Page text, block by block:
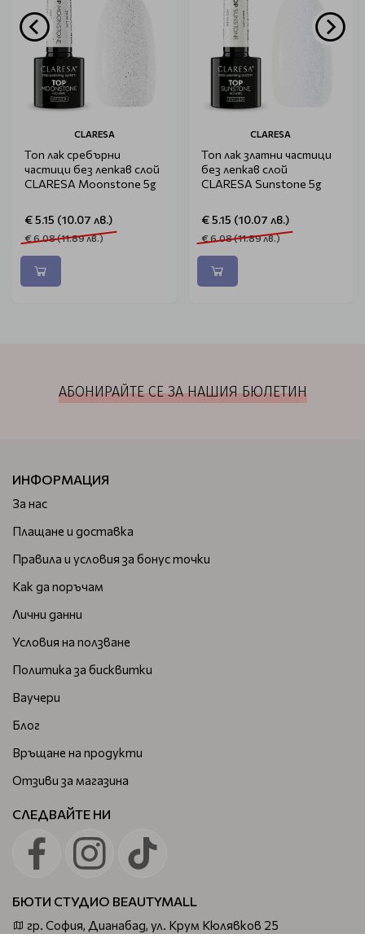
CLARESA
Топ лак сребърни
частици без лепкав слой
CLARESA Moonstone 5g
€ 5.15 (10.07 лв.)
€ 6.08 (11.89 лв.)
CLARESA
Топ лак златни частици
без лепкав слой
CLARESA Sunstone 5g
€ 5.15 (10.07 лв.)
€ 6.08 (11.89 лв.)
АБОНИРАЙТЕ СЕ ЗА НАШИЯ БЮЛЕТИН
ИНФОРМАЦИЯ
За нас
Плащане и доставка
Правила и условия за бонус точки
Как да поръчам
Лични данни
Условия на ползване
Политика за бисквитки
Ваучери
Блог
Връщане на продукти
Отзиви за магазина
СЛЕДВАЙТЕ НИ
БЮТИ СТУДИО BEAUTYMALL
гр. София, Дианабад, ул. Крум Кюлявков 25